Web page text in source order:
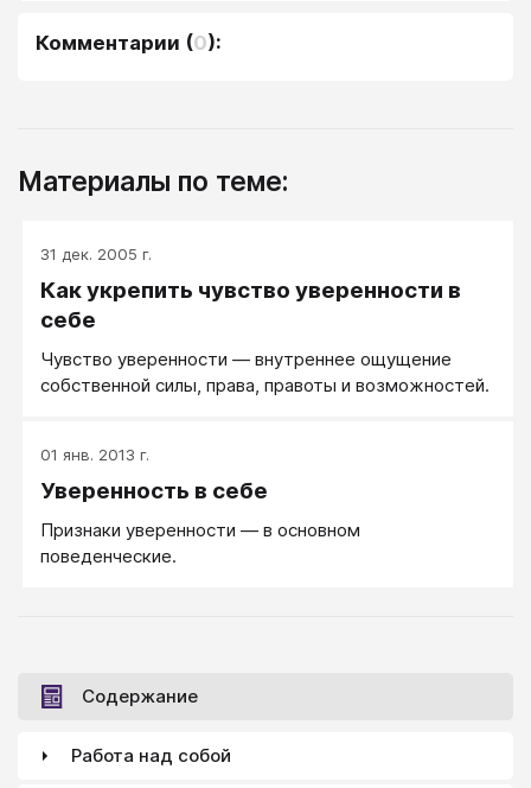
Комментарии (0):
Материалы по теме:
31 дек. 2005 г.
Как укрепить чувство уверенности в
себе
Чувство уверенности — внутреннее ощущение
собственной силы, права, правоты и возможностей.
01 янв. 2013 г.
Уверенность в себе
Признаки уверенности — в основном
поведенческие.
Содержание
Работа над собой